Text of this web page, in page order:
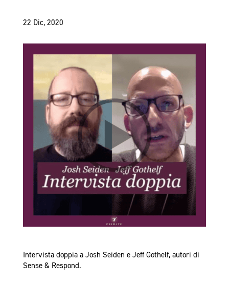
22 Dic, 2020
Intervista doppia a Josh Seiden e Jeff Gothelf, autori di
Sense & Respond.